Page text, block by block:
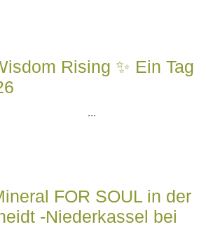
Rising ✨ Ein Tag
111€. ...
FOR SOUL in der
-Niederkassel bei